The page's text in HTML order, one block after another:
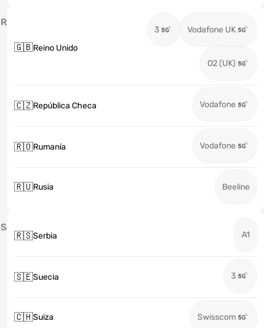
R
🇬🇧Reino Unido
3 Vodafone UK
O2 (UK)
🇨🇿República Checa Vodafone
🇷🇴Rumanía Vodafone
🇷🇺Rusia Beeline
S
🇷🇸Serbia A1
🇸🇪Suecia 3
🇨🇭Suiza Swisscom